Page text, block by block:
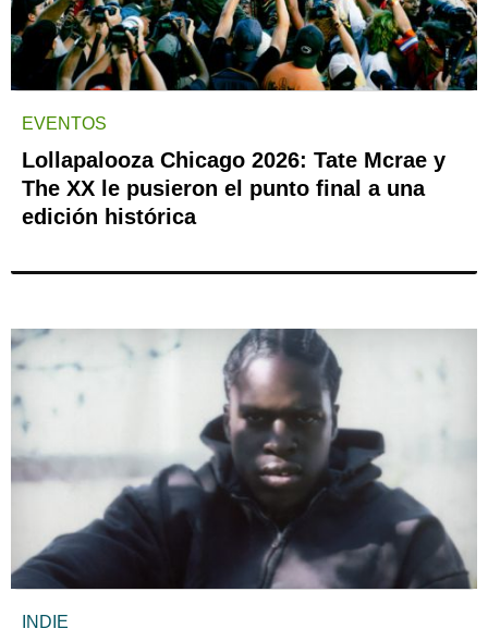
EVENTOS
Lollapalooza Chicago 2026: Tate Mcrae y
The XX le pusieron el punto final a una
edición histórica
INDIE